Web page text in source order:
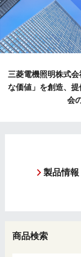
三菱電機照明株式
な価値」を創造、提
会
製品情報
商品検索